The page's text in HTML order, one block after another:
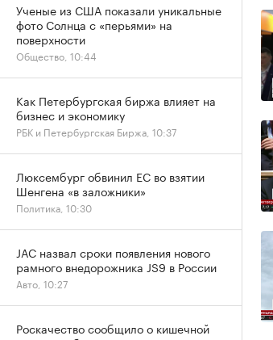
Ученые из США показали уникальные
фото Солнца с «перьями» на
поверхности
Общество, 10:44
Как Петербургская биржа влияет на
бизнес и экономику
РБК и Петербургская Биржа, 10:37
Люксембург обвинил ЕС во взятии
Шенгена «в заложники»
Политика, 10:30
JAC назвал сроки появления нового
рамного внедорожника JS9 в России
Авто, 10:27
Роскачество сообщило о кишечной